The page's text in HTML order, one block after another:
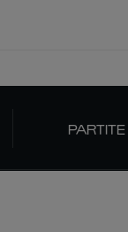
PARTITE